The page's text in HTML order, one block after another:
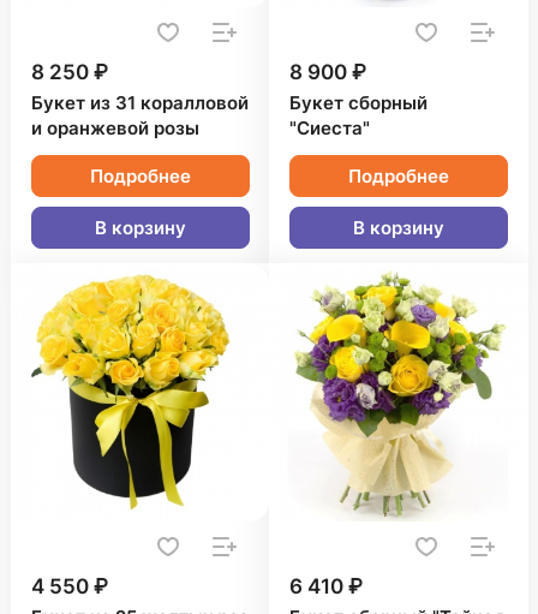
8 250 ₽
Букет из 31 коралловой
и оранжевой розы
Подробнее
В корзину
8 900 ₽
Букет сборный
"Сиеста"
Подробнее
В корзину
4 550 ₽ 6 410 ₽